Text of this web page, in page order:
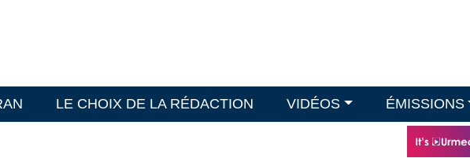
LE CHOIX DE LA RÉDACTION VIDÉOS ÉMISSIONS